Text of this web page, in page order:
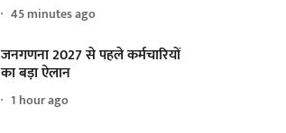
45 minutes ago
जनगणना 2027 से पहले कर्मचारियों
का बड़ा ऐलान
1 hour ago